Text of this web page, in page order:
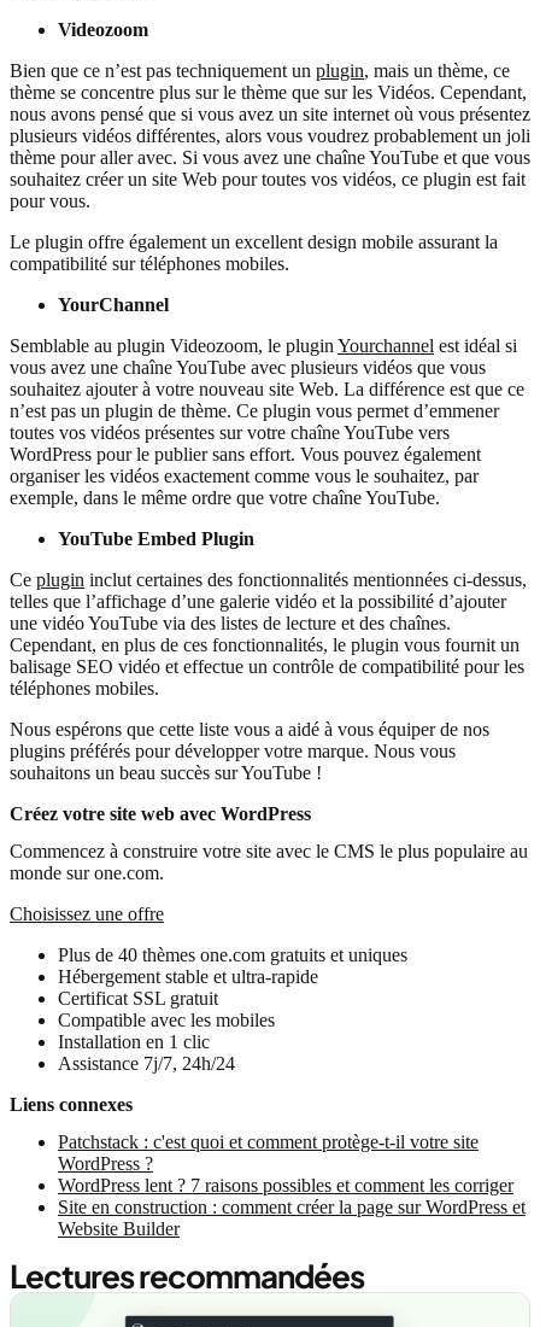
Videozoom
Bien que ce n’est pas techniquement un plugin, mais un thème, ce
thème se concentre plus sur le thème que sur les Vidéos. Cependant,
nous avons pensé que si vous avez un site internet où vous présentez
plusieurs vidéos différentes, alors vous voudrez probablement un joli
thème pour aller avec. Si vous avez une chaîne YouTube et que vous
souhaitez créer un site Web pour toutes vos vidéos, ce plugin est fait
pour vous.
Le plugin offre également un excellent design mobile assurant la
compatibilité sur téléphones mobiles.
YourChannel
Semblable au plugin Videozoom, le plugin Yourchannel est idéal si
vous avez une chaîne YouTube avec plusieurs vidéos que vous
souhaitez ajouter à votre nouveau site Web. La différence est que ce
n’est pas un plugin de thème. Ce plugin vous permet d’emmener
toutes vos vidéos présentes sur votre chaîne YouTube vers
WordPress pour le publier sans effort. Vous pouvez également
organiser les vidéos exactement comme vous le souhaitez, par
exemple, dans le même ordre que votre chaîne YouTube.
YouTube Embed Plugin
Ce plugin inclut certaines des fonctionnalités mentionnées ci-dessus,
telles que l’affichage d’une galerie vidéo et la possibilité d’ajouter
une vidéo YouTube via des listes de lecture et des chaînes.
Cependant, en plus de ces fonctionnalités, le plugin vous fournit un
balisage SEO vidéo et effectue un contrôle de compatibilité pour les
téléphones mobiles.
Nous espérons que cette liste vous a aidé à vous équiper de nos
plugins préférés pour développer votre marque. Nous vous
souhaitons un beau succès sur YouTube !
Créez votre site web avec WordPress
Commencez à construire votre site avec le CMS le plus populaire au
monde sur one.com.
Choisissez une offre
Plus de 40 thèmes one.com gratuits et uniques
Hébergement stable et ultra-rapide
Certificat SSL gratuit
Compatible avec les mobiles
Installation en 1 clic
Assistance 7j/7, 24h/24
Liens connexes
Patchstack : c'est quoi et comment protège-t-il votre site
WordPress ?
WordPress lent ? 7 raisons possibles et comment les corriger
Site en construction : comment créer la page sur WordPress et
Website Builder
Lectures recommandées